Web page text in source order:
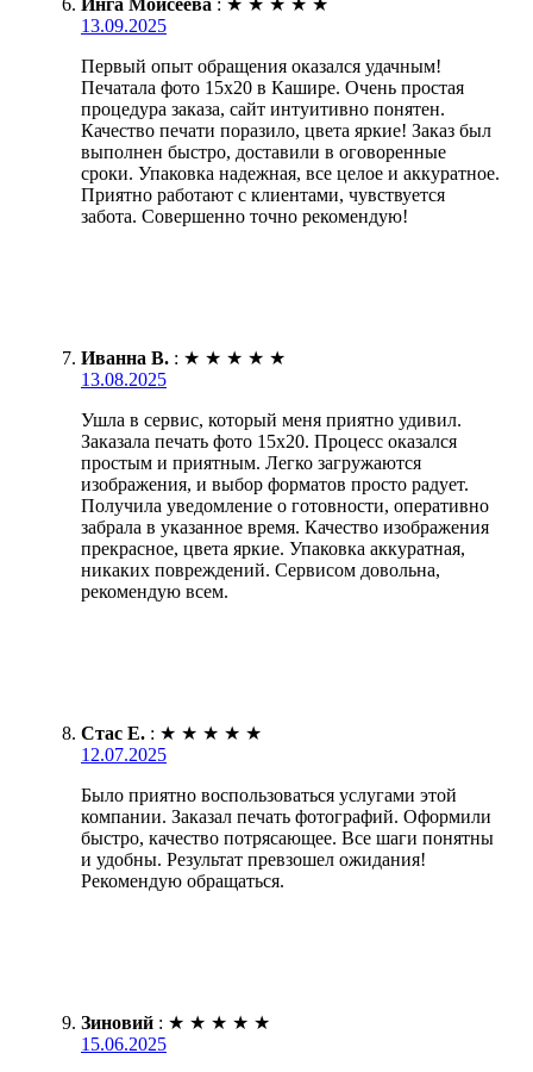
13.09.2025
Первый опыт обращения оказался удачным!
Печатала фото 15х20 в Кашире. Очень простая
процедура заказа, сайт интуитивно понятен.
Качество печати поразило, цвета яркие! Заказ был
выполнен быстро, доставили в оговоренные
сроки. Упаковка надежная, все целое и аккуратное.
Приятно работают с клиентами, чувствуется
забота. Совершенно точно рекомендую!
Иванна В. : ★ ★ ★ ★ ★
13.08.2025
Ушла в сервис, который меня приятно удивил.
Заказала печать фото 15х20. Процесс оказался
простым и приятным. Легко загружаются
изображения, и выбор форматов просто радует.
Получила уведомление о готовности, оперативно
забрала в указанное время. Качество изображения
прекрасное, цвета яркие. Упаковка аккуратная,
никаких повреждений. Сервисом довольна,
рекомендую всем.
Стас Е. : ★ ★ ★ ★ ★
12.07.2025
Было приятно воспользоваться услугами этой
компании. Заказал печать фотографий. Оформили
быстро, качество потрясающее. Все шаги понятны
и удобны. Результат превзошел ожидания!
Рекомендую обращаться.
Зиновий : ★ ★ ★ ★ ★
15.06.2025